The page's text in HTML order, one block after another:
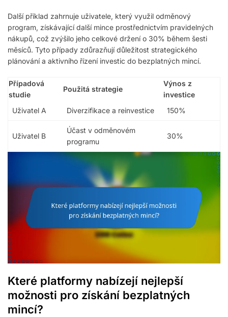
Další příklad zahrnuje uživatele, který využil odměnový
program, získávající další mince prostřednictvím pravidelných
nákupů, což zvýšilo jeho celkové držení o 30% během šesti
měsíců. Tyto případy zdůrazňují důležitost strategického
plánování a aktivního řízení investic do bezplatných mincí.
Případová
studie
Použitá strategie
Výnos z
investice
Uživatel A
Diverzifikace a reinvestice 150%
Uživatel B
Účast v odměnovém
programu
30%
Které platformy nabízejí nejlepší
možnosti pro získání bezplatných
mincí?